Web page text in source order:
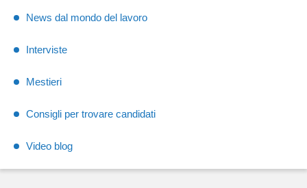
News dal mondo del lavoro
Interviste
Mestieri
Consigli per trovare candidati
Video blog